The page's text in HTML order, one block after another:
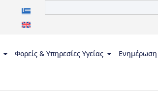
Φορείς & Υπηρεσίες Υγείας